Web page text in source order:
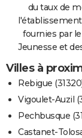
du taux de
l'établissement
fournies par
Jeunesse et
Villes à
Rebigue
Vigoulet-Auzil
Pechbusque
Castanet-